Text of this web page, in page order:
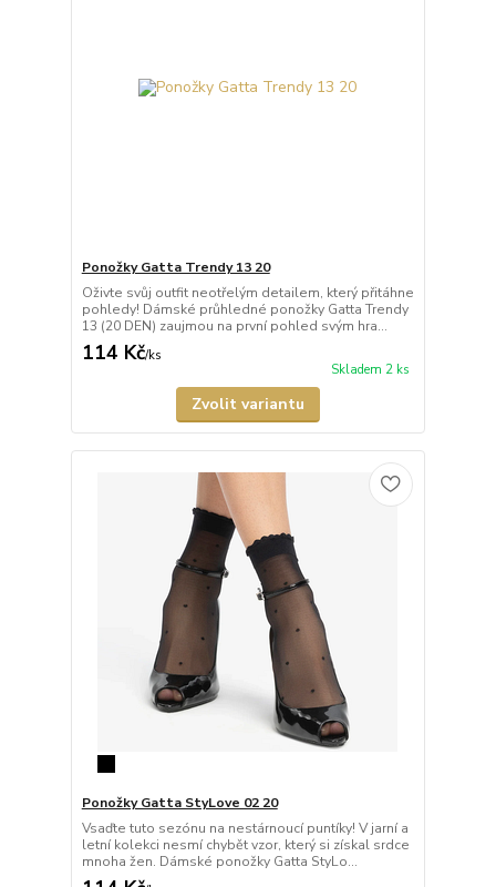
Ponožky Gatta Trendy 13 20
Oživte svůj outfit neotřelým detailem, který přitáhne
pohledy! Dámské průhledné ponožky Gatta Trendy
13 (20 DEN) zaujmou na první pohled svým hra...
114 Kč/ks
Skladem 2 ks
Zvolit variantu
Ponožky Gatta StyLove 02 20
Vsaďte tuto sezónu na nestárnoucí puntíky! V jarní a
letní kolekci nesmí chybět vzor, který si získal srdce
mnoha žen. Dámské ponožky Gatta StyLo...